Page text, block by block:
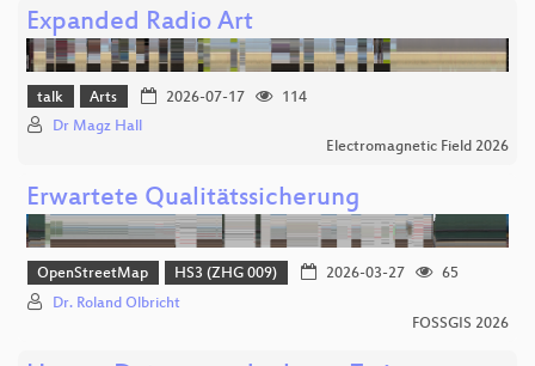
Expanded Radio Art
talk Arts 2026-07-17
114
Dr Magz Hall
Electromagnetic Field 2026
Erwartete Qualitätssicherung
OpenStreetMap HS3 (ZHG 009) 2026-03-27
65
Dr. Roland Olbricht
FOSSGIS 2026